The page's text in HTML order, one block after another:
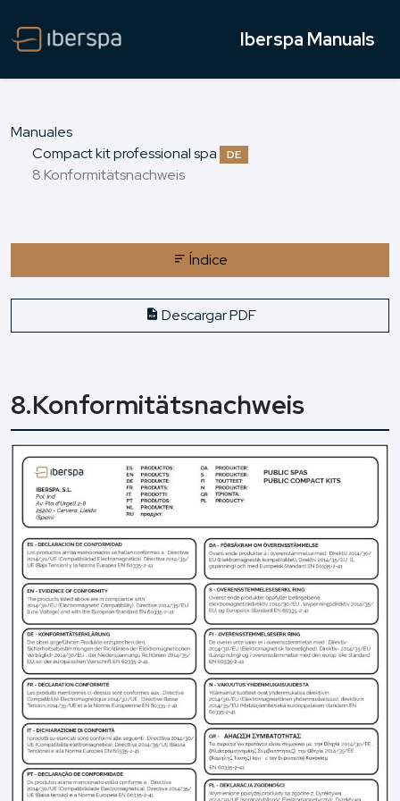
Iberspa Manuals
Manuales
Compact kit professional spa
DE
8.Konformitätsnachweis
Índice
Descargar PDF
8.Konformitätsnachweis